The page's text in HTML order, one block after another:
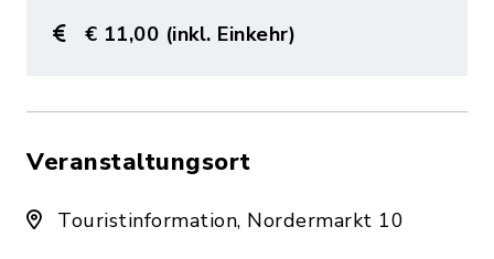
€ 11,00 (inkl. Einkehr)
Veranstaltungsort
Touristinformation, Nordermarkt 10